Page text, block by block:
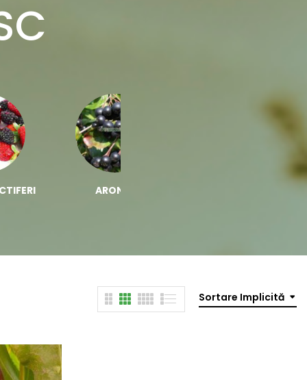
ARONIA
Sortare Implicită